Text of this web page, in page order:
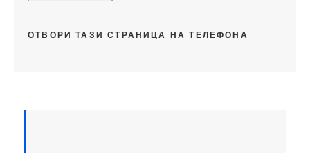
ОТВОРИ ТАЗИ СТРАНИЦА НА ТЕЛЕФОНА